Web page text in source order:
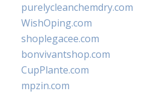
purelycleanchemdry.com
WishOping.com
shoplegacee.com
bonvivantshop.com
CupPlante.com
mpzin.com